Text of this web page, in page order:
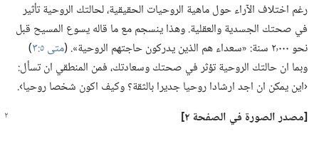
رغم اختلاف الآراء حول ماهية الروحيات الحقيقية،‏ لحالتك الروحية تأثير
في صحتك الجسدية والعقلية.‏ وهذا ينسجم مع ما قاله يسوع المسيح قبل
نحو ٢٬٠٠٠ سنة:‏ «سعداء هم الذين يدركون حاجتهم الروحية».‏ (‏
متى ٥:‏٣
‏)‏
وبما ان حالتك الروحية تؤثر في صحتك وسعادتك،‏ فمن المنطقي ان تسأل:‏
‹اين يمكن ان اجد ارشادا روحيا جديرا بالثقة؟‏ وكيف اكون شخصا روحيا›.‏
‏[مصدر الصورة في الصفحة ٢]‏